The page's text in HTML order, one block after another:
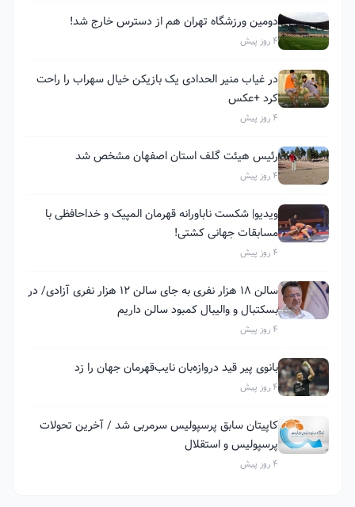
دومین ورزشگاه تهران هم از دسترس خارج شد!
4 روز پیش
در غیاب منیر الحدادی یک بازیکن خیال سهراب را راحت
کرد +عکس
4 روز پیش
رئیس هیئت گلف استان اصفهان مشخص شد
4 روز پیش
ویدیو| شکست ناباورانه قهرمان المپیک و خداحافظی با
مسابقات جهانی کشتی!
4 روز پیش
سالن ۱۸ هزار نفری به جای سالن ۱۲ هزار نفری آزادی/ در
بسکتبال و والیبال کمبود سالن داریم
4 روز پیش
بانوی پیر قید دروازه‌بان نایب‌قهرمان جهان را زد
4 روز پیش
کاپیتان سابق پرسپولیس سرمربی شد / آخرین تحولات
پرسپولیس و استقلال
4 روز پیش